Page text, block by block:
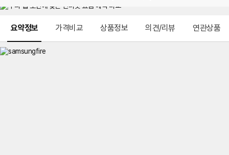
요약정보 가격비교 상품정보 의견/리뷰 연관상품